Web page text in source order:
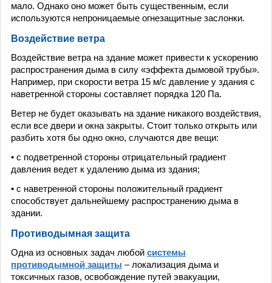
мало. Однако оно может быть существенным, если
используются непроницаемые огнезащитные заслонки.
Воздействие ветра
Воздействие ветра на здание может привести к ускорению
распространения дыма в силу «эффекта дымовой трубы».
Например, при скорости ветра 15 м/с давление у здания с
наветренной стороны составляет порядка 120 Па.
Ветер не будет оказывать на здание никакого воздействия,
если все двери и окна закрыты. Стоит только открыть или
разбить хотя бы одно окно, случаются две вещи:
• с подветренной стороны отрицательный градиент
давления ведет к удалению дыма из здания;
• с наветренной стороны положительный градиент
способствует дальнейшему распространению дыма в
здании.
Противодымная защита
Одна из основных задач любой системы
противодымной защиты – локализация дыма и
токсичных газов, освобождение путей эвакуации,